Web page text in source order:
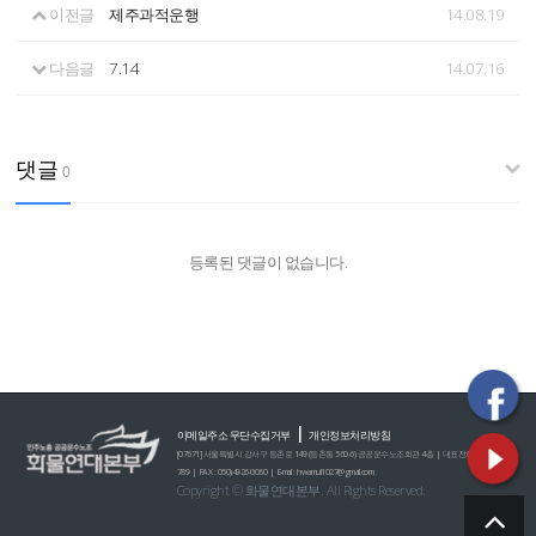
이전글 제주과적운행 14.08.19
다음글 7.14 14.07.16
댓글 0
등록된 댓글이 없습니다.
이메일주소 무단수집거부|개인정보처리방침
[07671] 서울특별시 강서구 등촌로 149 (등촌동 560-6) 공공운수노조회관 4층 | 대표전화 : 02)2635-0
789 | FAX : 050)4926-0060 | E-mail : hwamul1027@gmail.com
Copyright © 화물연대본부. All Rights Reserved.